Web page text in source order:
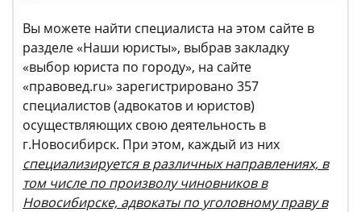
Вы можете найти специалиста на этом сайте в
разделе «Наши юристы», выбрав закладку
«выбор юриста по городу», на сайте
«правовед.ru» зарегистрировано 357
специалистов (адвокатов и юристов)
осуществляющих свою деятельность в
г.Новосибирск. При этом, каждый из них
специализируется в различных направлениях, в
том числе по произволу чиновников в
Новосибирске, адвокаты по уголовному праву в